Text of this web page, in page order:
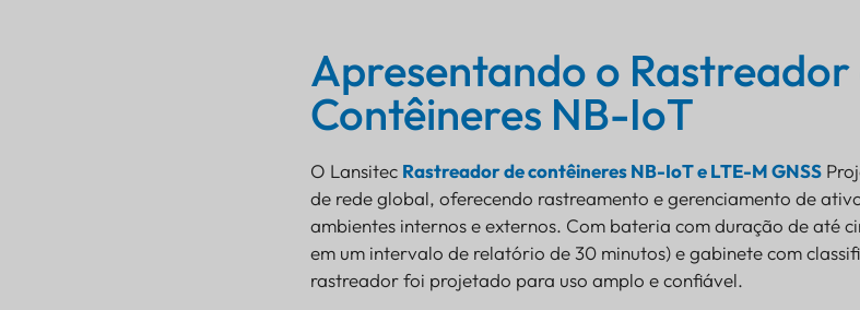
Apresentando o Rastreador
Contêineres NB-IoT
O Lansitec Rastreador de contêineres NB-IoT e LTE-M GNSS
de rede global, oferecendo rastreamento e gerenciamento de
ambientes internos e externos. Com bateria com duração de até
em um intervalo de relatório de 30 minutos) e gabinete com
rastreador foi projetado para uso amplo e confiável.